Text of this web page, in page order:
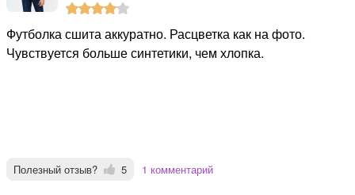
Футболка сшита аккуратно. Расцветка как на фото.
Чувствуется больше синтетики, чем хлопка.
Полезный отзыв? 5 1 комментарий